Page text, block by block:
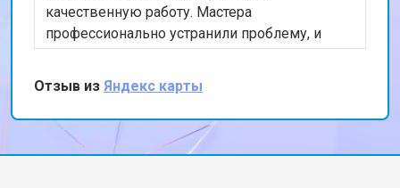
качественную работу. Мастера
профессионально устранили проблему, и
теперь мой ноутбук работает безупречно.
Особенно порадовало, что ремонт был
выполнен в тот же день. Спасибо за вашу
работу!
Отзыв из Яндекс карты